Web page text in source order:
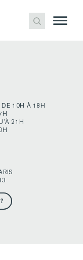
DE 10H À 18H
21H